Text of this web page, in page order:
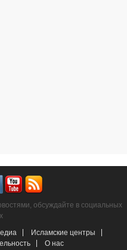
обсуждайте в социальных
Исламские центры
О нас